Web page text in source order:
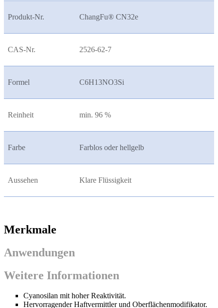
Produkt-Nr. ChangFu® CN32e
CAS-Nr. 2526-62-7
Formel C6H13NO3Si
Reinheit min. 96 %
Farbe Farblos oder hellgelb
Aussehen Klare Flüssigkeit
Merkmale
Anwendungen
Weitere Informationen
Cyanosilan mit hoher Reaktivität.
Hervorragender Haftvermittler und Oberflächenmodifikator.